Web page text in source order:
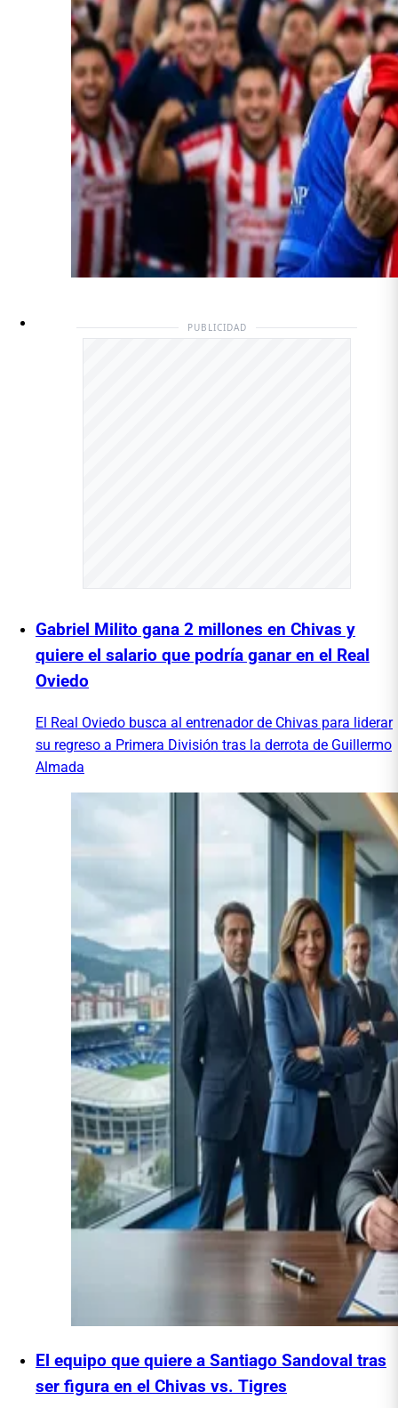
PUBLICIDAD
Gabriel Milito gana 2 millones en Chivas y
quiere el salario que podría ganar en el Real
Oviedo
El Real Oviedo busca al entrenador de Chivas para liderar
su regreso a Primera División tras la derrota de Guillermo
Almada
El equipo que quiere a Santiago Sandoval tras
ser figura en el Chivas vs. Tigres